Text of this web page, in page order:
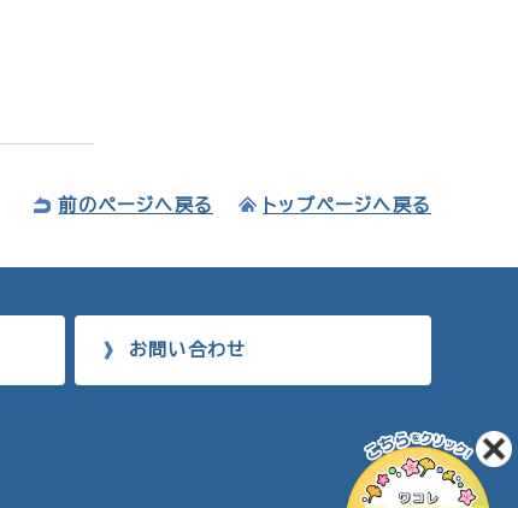
前のページへ戻る トップページへ戻る
お問い合わせ